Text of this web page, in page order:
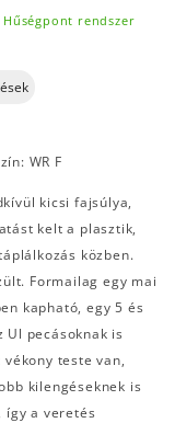
Hűségpont rendszer
WR F
kicsi fajsúlya,
kelt a plasztik,
közben.
Formailag egy mai
kapható, egy 5 és
Ul pecásoknak is
teste van,
kilengéseknek is
így a veretés